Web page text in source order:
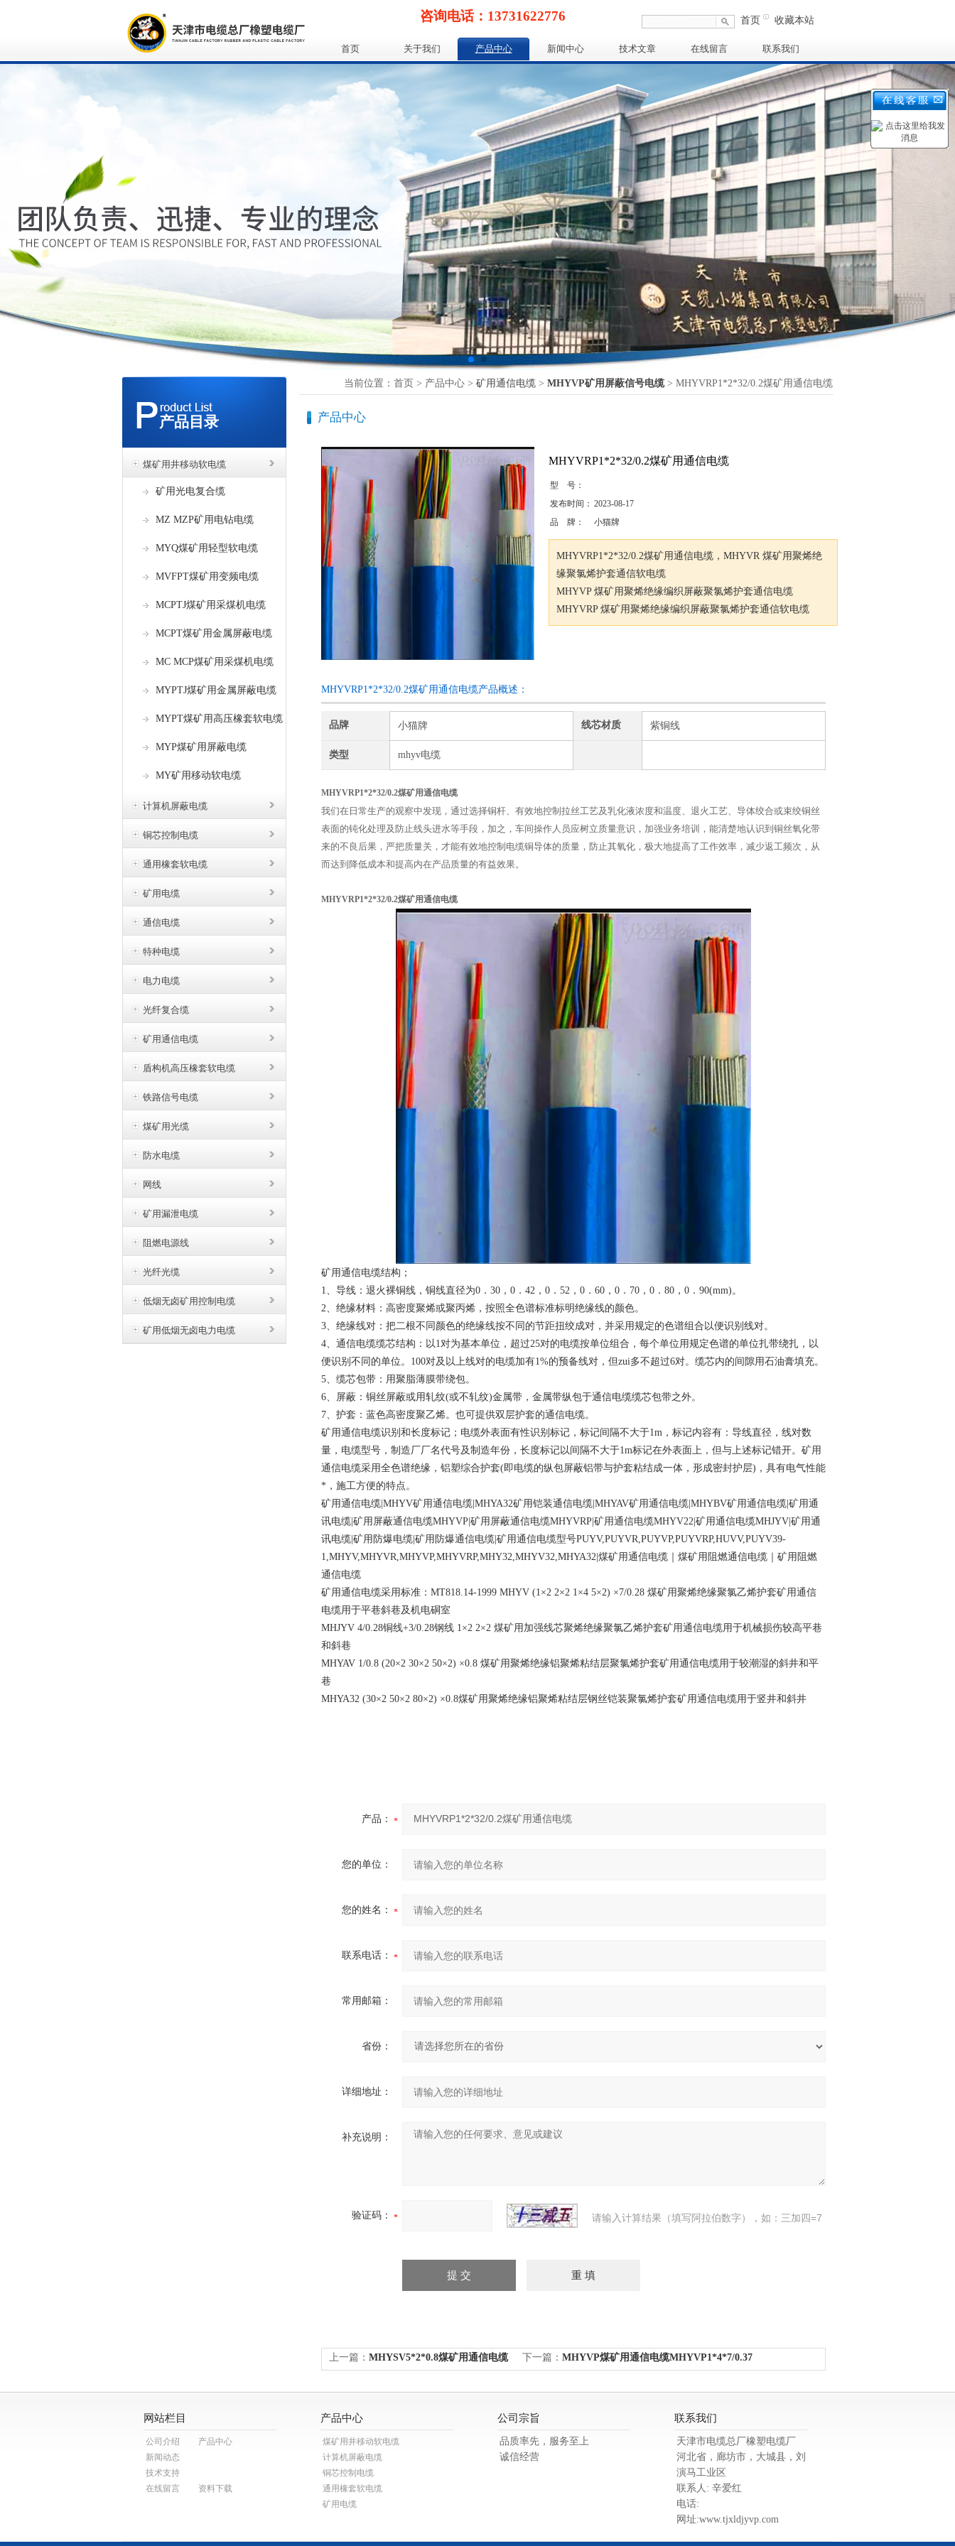
咨询电话：13731622776 首页 收藏本站
首页 关于我们 产品中心 新闻中心 技术文章 在线留言 联系我们
产品目录
煤矿用井移动软电缆
矿用光电复合缆
MZ MZP矿用电钻电缆
MYQ煤矿用轻型软电缆
MVFPT煤矿用变频电缆
MCPTJ煤矿用采煤机电缆
MCPT煤矿用金属屏蔽电缆
MC MCP煤矿用采煤机电缆
MYPTJ煤矿用金属屏蔽电缆
MYPT煤矿用高压橡套软电缆
MYP煤矿用屏蔽电缆
MY矿用移动软电缆
计算机屏蔽电缆
铜芯控制电缆
通用橡套软电缆
矿用电缆
通信电缆
特种电缆
电力电缆
光纤复合缆
矿用通信电缆
盾构机高压橡套软电缆
铁路信号电缆
煤矿用光缆
防水电缆
网线
矿用漏泄电缆
阻燃电源线
光纤光缆
低烟无卤矿用控制电缆
矿用低烟无卤电力电缆
当前位置：首页 > 产品中心 > 矿用通信电缆 > MHYVP矿用屏蔽信号电缆> MHYVRP1*2*32/0.2煤矿用通信电缆
产品中心
MHYVRP1*2*32/0.2煤矿用通信电缆
型 号：
发布时间： 2023-08-17
品 牌：
小猫牌
MHYVRP1*2*32/0.2煤矿用通信电缆，MHYVR 煤矿用聚烯绝
缘聚氯烯护套通信软电缆
MHYVP 煤矿用聚烯绝缘编织屏蔽聚氯烯护套通信电缆
MHYVRP 煤矿用聚烯绝缘编织屏蔽聚氯烯护套通信软电缆
MHYVRP1*2*32/0.2煤矿用通信电缆产品概述：
品牌 小猫牌 线芯材质 紫铜线
类型 mhyv电缆
MHYVRP1*2*32/0.2煤矿用通信电缆
我们在日常生产的观察中发现，通过选择铜杆、有效地控制拉丝工艺及乳化液浓度和温度、退火工艺、导体绞合或束绞铜丝
表面的钝化处理及防止线头进水等手段，加之，车间操作人员应树立质量意识，加强业务培训，能清楚地认识到铜丝氧化带
来的不良后果，严把质量关，才能有效地控制电缆铜导体的质量，防止其氧化，极大地提高了工作效率，减少返工频次，从
而达到降低成本和提高内在产品质量的有益效果。
MHYVRP1*2*32/0.2煤矿用通信电缆
矿用通信电缆结构；
1、导线：退火裸铜线，铜线直径为0．30，0．42，0．52，0．60，0．70，0．80，0．90(mm)。
2、绝缘材料：高密度聚烯或聚丙烯，按照全色谱标准标明绝缘线的颜色。
3、绝缘线对：把二根不同颜色的绝缘线按不同的节距扭绞成对，并采用规定的色谱组合以便识别线对。
4、通信电缆缆芯结构：以1对为基本单位，超过25对的电缆按单位组合，每个单位用规定色谱的单位扎带绕扎，以
便识别不同的单位。100对及以上线对的电缆加有1%的预备线对，但zui多不超过6对。缆芯内的间隙用石油膏填充。
5、缆芯包带：用聚脂薄膜带绕包。
6、屏蔽：铜丝屏蔽或用轧纹(或不轧纹)金属带，金属带纵包于通信电缆缆芯包带之外。
7、护套：蓝色高密度聚乙烯。也可提供双层护套的通信电缆。
矿用通信电缆识别和长度标记；电缆外表面有性识别标记，标记间隔不大于1m，标记内容有：导线直径，线对数
量，电缆型号，制造厂厂名代号及制造年份，长度标记以间隔不大于1m标记在外表面上，但与上述标记错开。矿用
通信电缆采用全色谱绝缘，铝塑综合护套(即电缆的纵包屏蔽铝带与护套粘结成一体，形成密封护层)，具有电气性能
*，施工方便的特点。
矿用通信电缆 |MHYV矿用通信电缆|MHYA32矿用铠装通信电缆|MHYAV矿用通信电缆|MHYBV矿用通信电缆|矿用通
讯电缆|矿用屏蔽通信电缆MHYVP|矿用屏蔽通信电缆MHYVRP|矿用通信电缆MHYV22|矿用通信电缆MHJYV|矿用通
讯电缆|矿用防爆电缆|矿用防爆通信电缆|矿用通信电缆型号PUYV,PUYVR,PUYVP,PUYVRP,HUVV,PUYV39-
1,MHYV,MHYVR,MHYVP,MHYVRP,MHY32,MHYV32,MHYA32|煤矿用通信电缆｜煤矿用阻燃通信电缆｜矿用阻燃
通信电缆
矿用通信电缆采用标准： MT818.14-1999 MHYV (1×2 2×2 1×4 5×2) ×7/0.28 煤矿用聚烯绝缘聚氯乙烯护套矿用通信
电缆用于平巷斜巷及机电硐室
MHJYV 4/0.28铜线+3/0.28钢线 1×2 2×2 煤矿用加强线芯聚烯绝缘聚氯乙烯护套矿用通信电缆用于机械损伤较高平巷
和斜巷
MHYAV 1/0.8 (20×2 30×2 50×2) ×0.8 煤矿用聚烯绝缘铝聚烯粘结层聚氯烯护套矿用通信电缆用于较潮湿的斜井和平
巷
MHYA32 (30×2 50×2 80×2) ×0.8煤矿用聚烯绝缘铝聚烯粘结层钢丝铠装聚氯烯护套矿用通信电缆用于竖井和斜井
产品：
您的单位：
您的姓名：
联系电话：
常用邮箱：
省份：
详细地址：
补充说明：
验证码： 请输入计算结果（填写阿拉伯数字），如：三加四=7
上一篇： MHYSV5*2*0.8煤矿用通信电缆 下一篇： MHYVP煤矿用通信电缆MHYVP1*4*7/0.37
网站栏目
公司介绍
产品中心
新闻动态
技术支持
在线留言
资料下载
产品中心
煤矿用井移动软电缆
计算机屏蔽电缆
铜芯控制电缆
通用橡套软电缆
矿用电缆
公司宗旨
品质率先，服务至上
诚信经营
联系我们
天津市电缆总厂橡塑电缆厂
河北省，廊坊市，大城县，刘
演马工业区
联系人: 辛爱红
电话:
网址:www.tjxldjyvp.com